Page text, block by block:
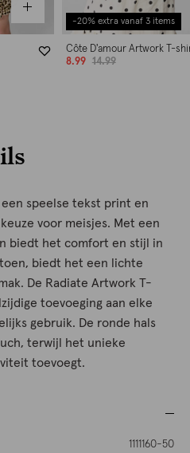
-20% extra vanaf 3 items
Côte D'amour Artwork T-
8.99
14.99
speelse tekst print en
voor meisjes. Met een
biedt het comfort en stijl in
biedt het een lichte
De Radiate Artwork T-
toevoeging aan elke
gebruik. De ronde hals
terwijl het unieke
toevoegt.
1111160-50